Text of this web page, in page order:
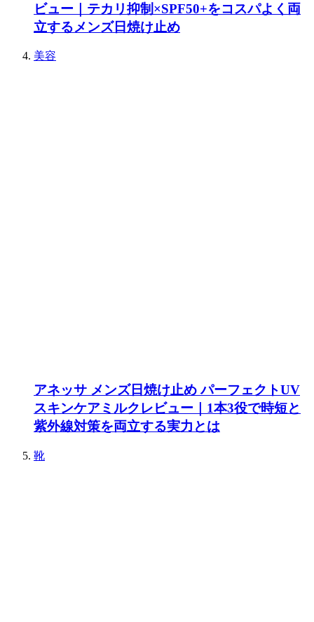
ビュー｜テカリ抑制×SPF50+をコスパよく両
立するメンズ日焼け止め
美容
アネッサ メンズ日焼け止め パーフェクトUV
スキンケアミルクレビュー｜1本3役で時短と
紫外線対策を両立する実力とは
靴